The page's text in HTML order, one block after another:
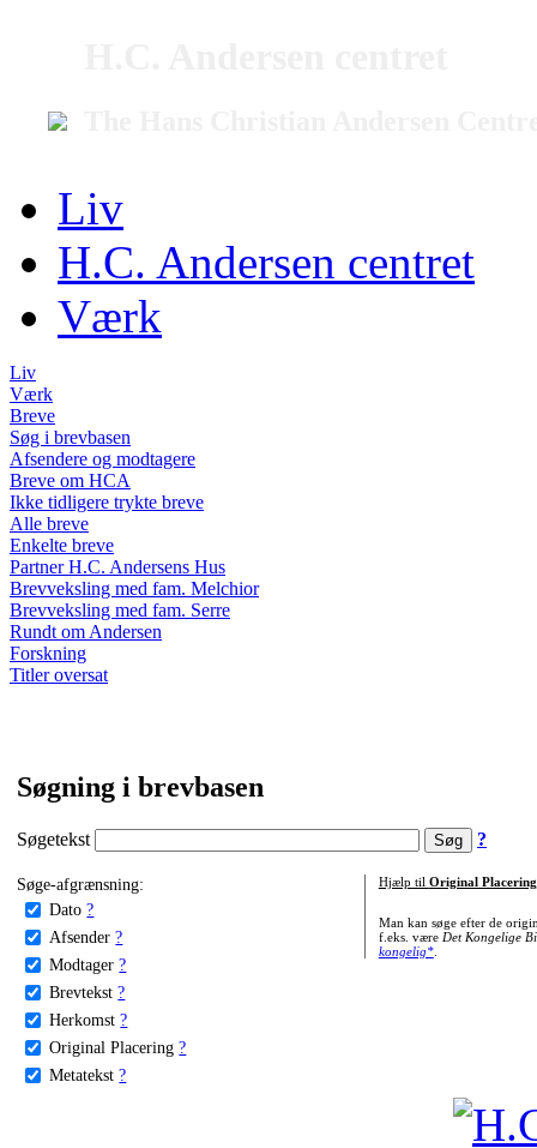
Liv
H.C. Andersen centret
Værk
Liv
Værk
Breve
Søg i brevbasen
Afsendere og modtagere
Breve om HCA
Ikke tidligere trykte breve
Alle breve
Enkelte breve
Partner H.C. Andersens Hus
Brevveksling med fam. Melchior
Brevveksling med fam. Serre
Rundt om Andersen
Forskning
Titler oversat
Søgning i brevbasen
Søgetekst ?
Søge-afgrænsning:
Dato ?
Afsender ?
Modtager ?
Brevtekst ?
Herkomst ?
Original Placering ?
Metatekst ?
Hjælp til Original Placering
Man kan søge efter de
f.eks. være Det Kongelige
kongelig*.